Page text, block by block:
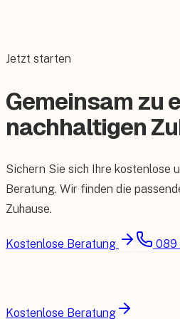
Jetzt starten
Gemeinsam zu
nachhaltigen
Sichern Sie sich Ihre kostenlose
Beratung. Wir finden die
Zuhause.
Kostenlose Beratung 089
Kostenlose Beratung